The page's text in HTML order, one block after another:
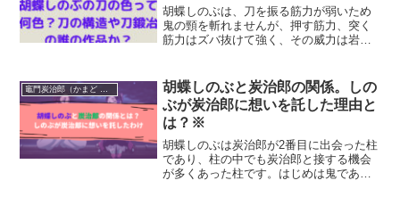
胡蝶しのぶは、刀を振る筋力が弱いため
鬼の頸を斬れませんが、押す筋力、突く
筋力はズバ抜けて強く、その威力は岩を
流し込み鬼を滅するしのぶの刀は、特殊
な作りになっています。刀...
竈門炭治郎（かまど たんじろう）
胡蝶しのぶと炭治郎の関係。しの
ぶが炭治郎に想いを託した理由と
は？※
胡蝶しのぶは炭治郎が2番目に出会った柱
であり、柱の中でも炭治郎と接する機会
が多くあった柱です。はじめは鬼である